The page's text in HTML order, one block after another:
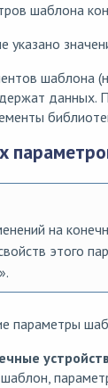
шаблона
указано
шаблона
данных.
на
этого
параметры